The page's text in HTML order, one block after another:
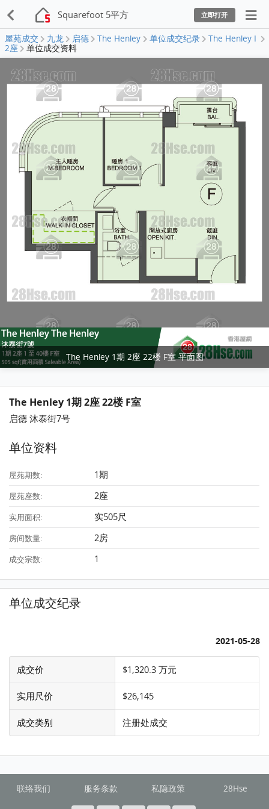
Squarefoot 5平方 立即打开
屋苑成交 九龙 启德 The Henley 单位成交纪录
The Henley I
2座
单位成交资料
The Henley 1期 2座 22楼 F室 平面图
The Henley 1期 2座 22楼 F室
启德 沐泰街7号
单位资料
屋苑期数: 1期
屋苑座数: 2座
实用面积: 实505尺
房间数量: 2房
成交宗数: 1
单位成交纪录
2021-05-28
成交价 $1,320.3 万元
实用尺价 $26,145
成交类别 注册处成交
联络我们 服务条款 私隐政策 28Hse